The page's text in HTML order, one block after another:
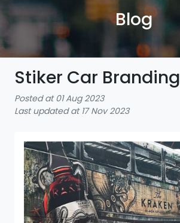
Blog
Stiker Car Branding
Posted at 01 Aug 2023
Last updated at 17 Nov 2023